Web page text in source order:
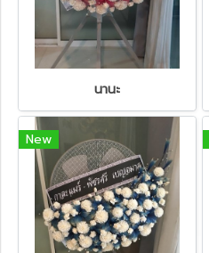
นานะ
New